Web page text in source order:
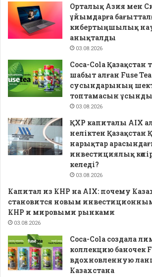
Орталық Азия мен
ұйымдарға
кибертыңшылық
анықталды
03.08.2026
Coca-Cola Қазақстан
шабыт алған Fuse
сусындарының
топтамасын ұсынды
03.08.2026
ҚХР капиталы AIX
неліктен Қазақстан
нарықтар
инвестициялық
келеді?
03.08.2026
Капитал из КНР на AIX: почему
становится новым
КНР и мировыми рынками
03.08.2026
Coca-Cola создала
коллекцию баночек
вдохновленную
Казахстана